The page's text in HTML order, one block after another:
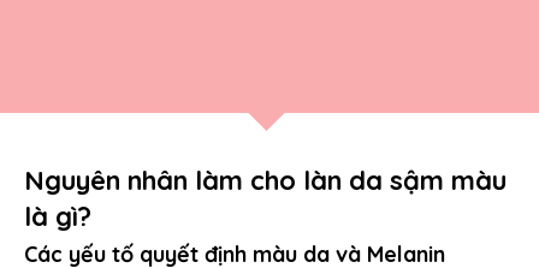
Nguyên nhân làm cho làn da sậm màu
là gì?
Các yếu tố quyết định màu da và Melanin